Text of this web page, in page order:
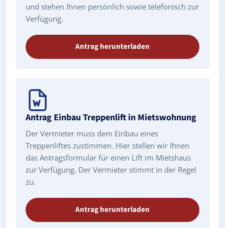
und stehen Ihnen persönlich sowie telefonisch zur
Verfügung.
Antrag herunterladen
Antrag Einbau Treppenlift in Mietswohnung
Der Vermieter muss dem Einbau eines
Treppenliftes zustimmen. Hier stellen wir Ihnen
das Antragsformular für einen Lift im Mietshaus
zur Verfügung. Der Vermieter stimmt in der Regel
zu.
Antrag herunterladen